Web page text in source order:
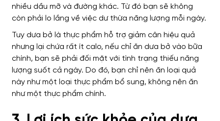
nhiều dầu mỡ và đường khác. Từ đó bạn sẽ không
còn phải lo lắng về việc dư thừa năng lượng mỗi ngày.
Tuy dưa bở là thực phẩm hỗ trợ giảm cân hiệu quả
nhưng lại chứa rất ít calo, nếu chỉ ăn dưa bở vào bữa
chính, bạn sẽ phải đối mặt với tình trạng thiếu năng
lượng suốt cả ngày. Do đó, bạn chỉ nên ăn loại quả
này như một loại thực phẩm bổ sung, không nên ăn
như một thực phẩm chính.